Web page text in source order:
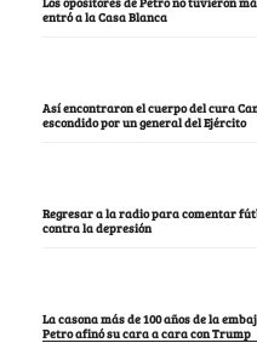
entró a la Casa Blanca
Así encontraron el cuerpo del cura
escondido por un general del Ejército
Regresar a la radio para comentar
contra la depresión
La casona más de 100 años de la
Petro afinó su cara a cara con Trump